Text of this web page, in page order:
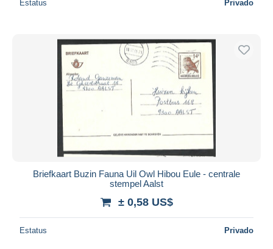
Estatus Privado
Briefkaart Buzin Fauna Uil Owl Hibou Eule - centrale
stempel Aalst
± 0,58 US$
Estatus Privado